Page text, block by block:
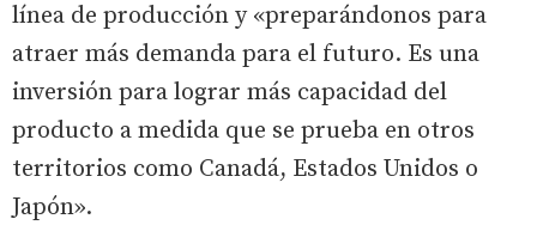
línea de producción y «preparándonos para
atraer más demanda para el futuro. Es una
inversión para lograr más capacidad del
producto a medida que se prueba en otros
territorios como Canadá, Estados Unidos o
Japón».